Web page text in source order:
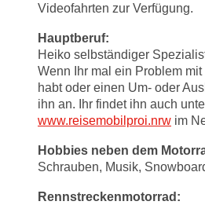
Videofahrten zur Verfügung.
Hauptberuf:
Heiko selbständiger
Wenn Ihr mal ein Problem mit
habt oder einen Um- oder
ihn an. Ihr findet ihn auch
www.reisemobilproi.nrw im
Hobbies neben dem
Schrauben, Musik,
Rennstreckenmotorrad: